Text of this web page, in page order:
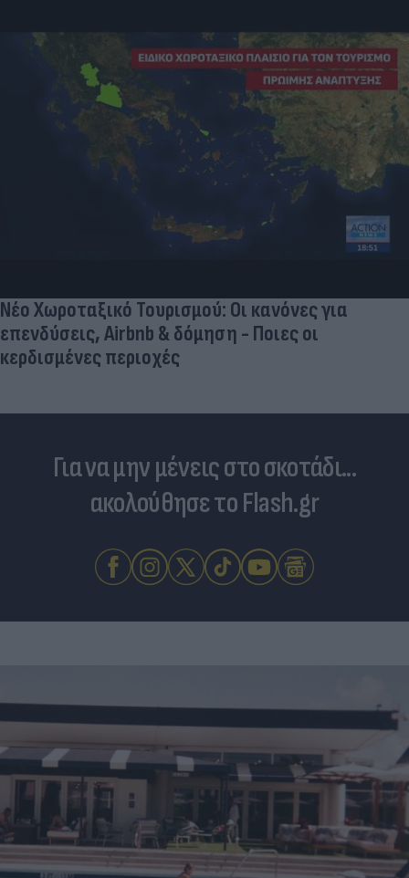
Νέο Χωροταξικό Τουρισμού: Οι κανόνες για
επενδύσεις, Airbnb & δόμηση - Ποιες οι
κερδισμένες περιοχές
Για να μην μένεις στο σκοτάδι...
ακολούθησε το Flash.gr